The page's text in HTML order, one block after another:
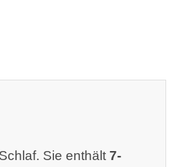
Sie enthält 7-